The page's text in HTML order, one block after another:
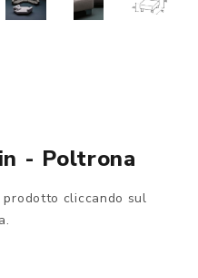
- Poltrona
cliccando sul